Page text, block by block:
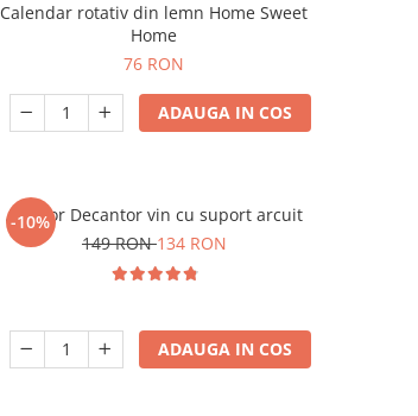
Calendar rotativ din lemn Home Sweet
Home
76 RON
ADAUGA IN COS
-10%
Aerator Decantor vin cu suport arcuit
149 RON134 RON
ADAUGA IN COS